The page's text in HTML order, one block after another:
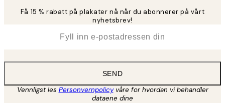
Få 15 % rabatt på plakater nå når du abonnerer på vårt
nyhetsbrev!
SEND
Vennligst les Personvernpolicyvåre for hvordan vi behandler
dataene dine